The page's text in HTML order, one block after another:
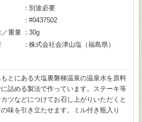
別途必要
#0437502
／重量
30g
株式会社会津山塩（福島県）
とにある大塩裏磐梯温泉の温泉水を原料
詰める製法で作っています。ステーキ等
ツなどにつけてお召し上がりいただくと
味を引き立たせます。ミル付き瓶入り